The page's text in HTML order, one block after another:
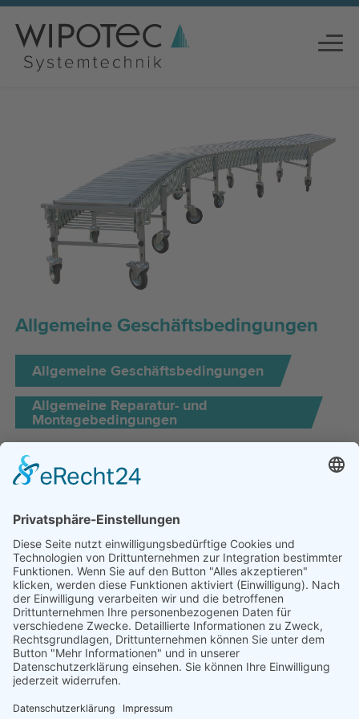
Allgemeine Geschäftsbedingungen
Allgemeine Geschäftsbedingungen
Allgemeine Reparatur- und
Montagebedingungen
Niedesheimer Straße 20
D-67547 Worms
T: +49 (0) 6241. 48042 00
F: +49 (0) 6241. 48042 49
info@wipotec-systemtechnik.com
Impressum
Datenschutzerklärung
Cookies